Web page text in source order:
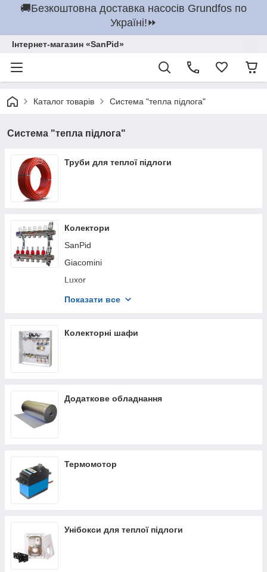
🚚Безкоштовна доставка насосів Grundfos по
Україні!⏩
Інтернет-магазин «SanPid»
Каталог товарів Система "тепла підлога"
Система "тепла підлога"
Труби для теплої підлоги
Колектори
SanPid
Giacomini
Luxor
Fiv
Afriso
KOER
Показати все
Колекторні шафи
Додаткове обладнання
Термомотор
Унібокси для теплої підлоги